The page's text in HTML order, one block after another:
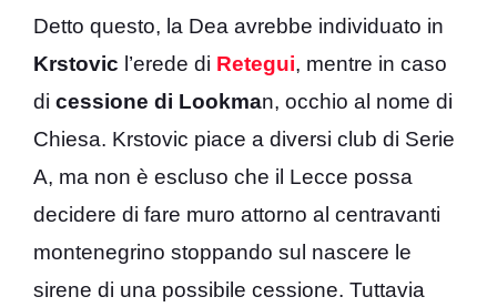
Detto questo, la Dea avrebbe individuato in
Krstovic l’erede di Retegui, mentre in caso
di cessione di Lookman, occhio al nome di
Chiesa. Krstovic piace a diversi club di Serie
A, ma non è escluso che il Lecce possa
decidere di fare muro attorno al centravanti
montenegrino stoppando sul nascere le
sirene di una possibile cessione. Tuttavia